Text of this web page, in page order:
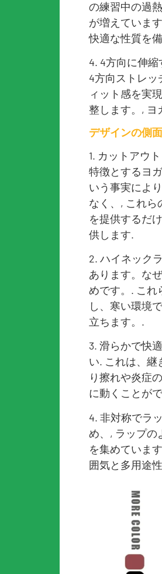
の練習中の過
が増えていま
快適な性質を
4. 4方向に伸
4方向ストレッ
ィット感を実
整します。, ヨ
デザインの側面
1. カットアウ
特徴とするヨ
いう事実によ
なく、, これら
を提供するだ
供します.
2. ハイネック
あります。な
めです。. これ
し、寒い環境
立ちます。.
3. 滑らかで快
い. これは、継
り擦れや炎症
に動くことが
4. 非対称でラ
め、, ラップの
を集めていま
囲気と多用途